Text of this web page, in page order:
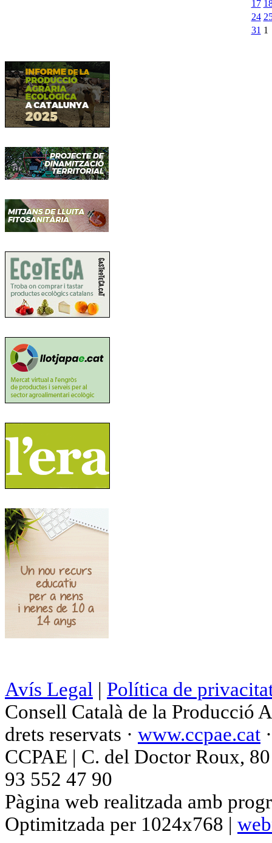
17
24
31 1
Avís Legal | Política de
Consell Català de la Producció
drets reservats · www.ccpae.cat
CCPAE | C. del Doctor Roux,
93 552 47 90
Pàgina web realitzada amb
Optimitzada per 1024x768 |